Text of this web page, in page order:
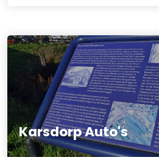
Karsdorp Auto's